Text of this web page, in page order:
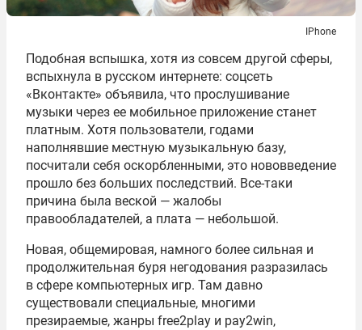
IPhone
Подобная вспышка, хотя из совсем другой сферы,
вспыхнула в русском интернете: соцсеть
«Вконтакте» объявила, что прослушивание
музыки через ее мобильное приложение станет
платным. Хотя пользователи, годами
наполнявшие местную музыкальную базу,
посчитали себя оскорбленными, это нововведение
прошло без больших последствий. Все-таки
причина была веской — жалобы
правообладателей, а плата — небольшой.
Новая, общемировая, намного более сильная и
продолжительная буря негодования разразилась
в сфере компьютерных игр. Там давно
существовали специальные, многими
презираемые, жанры free2play и pay2win,